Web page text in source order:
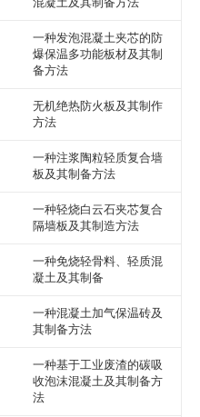
一种发泡混凝土夹芯的防
爆保温多功能板材及其制
备方法
无机绝热防火板及其制作
方法
一种注浆陶粒轻质复合墙
板及其制备方法
一种轻烧白云石夹芯复合
隔墙板及其制造方法
一种免烧轻骨料、轻质混
凝土及其制备
一种混凝土加气保温砖及
其制备方法
一种基于工业废渣的碳吸
收泡沫混凝土及其制备方
法